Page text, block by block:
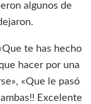
algunos de
te has hecho
hacer por una
«Que le pasó
Excelente